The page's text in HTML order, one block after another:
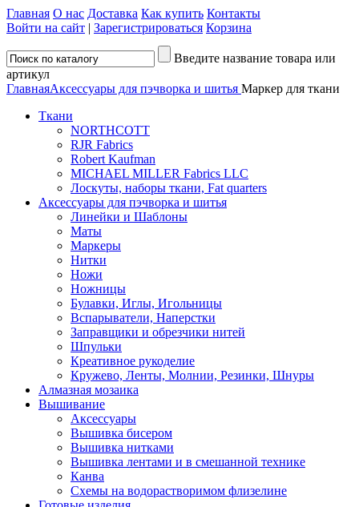
Главная О нас Доставка Как купить Контакты
Войти на сайт | Зарегистрироваться Корзина
Введите название товара или
артикул
ГлавнаяАксессуары для пэчворка и шитья Маркер для ткани
Ткани
NORTHCOTT
RJR Fabrics
Robert Kaufman
MICHAEL MILLER Fabrics LLC
Лоскуты, наборы ткани, Fat quarters
Аксессуары для пэчворка и шитья
Линейки и Шаблоны
Маты
Маркеры
Нитки
Ножи
Ножницы
Булавки, Иглы, Игольницы
Вспарыватели, Наперстки
Заправщики и обрезчики нитей
Шпульки
Креативное рукоделие
Кружево, Ленты, Молнии, Резинки, Шнуры
Алмазная мозаика
Вышивание
Аксессуары
Вышивка бисером
Вышивка нитками
Вышивка лентами и в смешанной технике
Канва
Схемы на водорастворимом флизелине